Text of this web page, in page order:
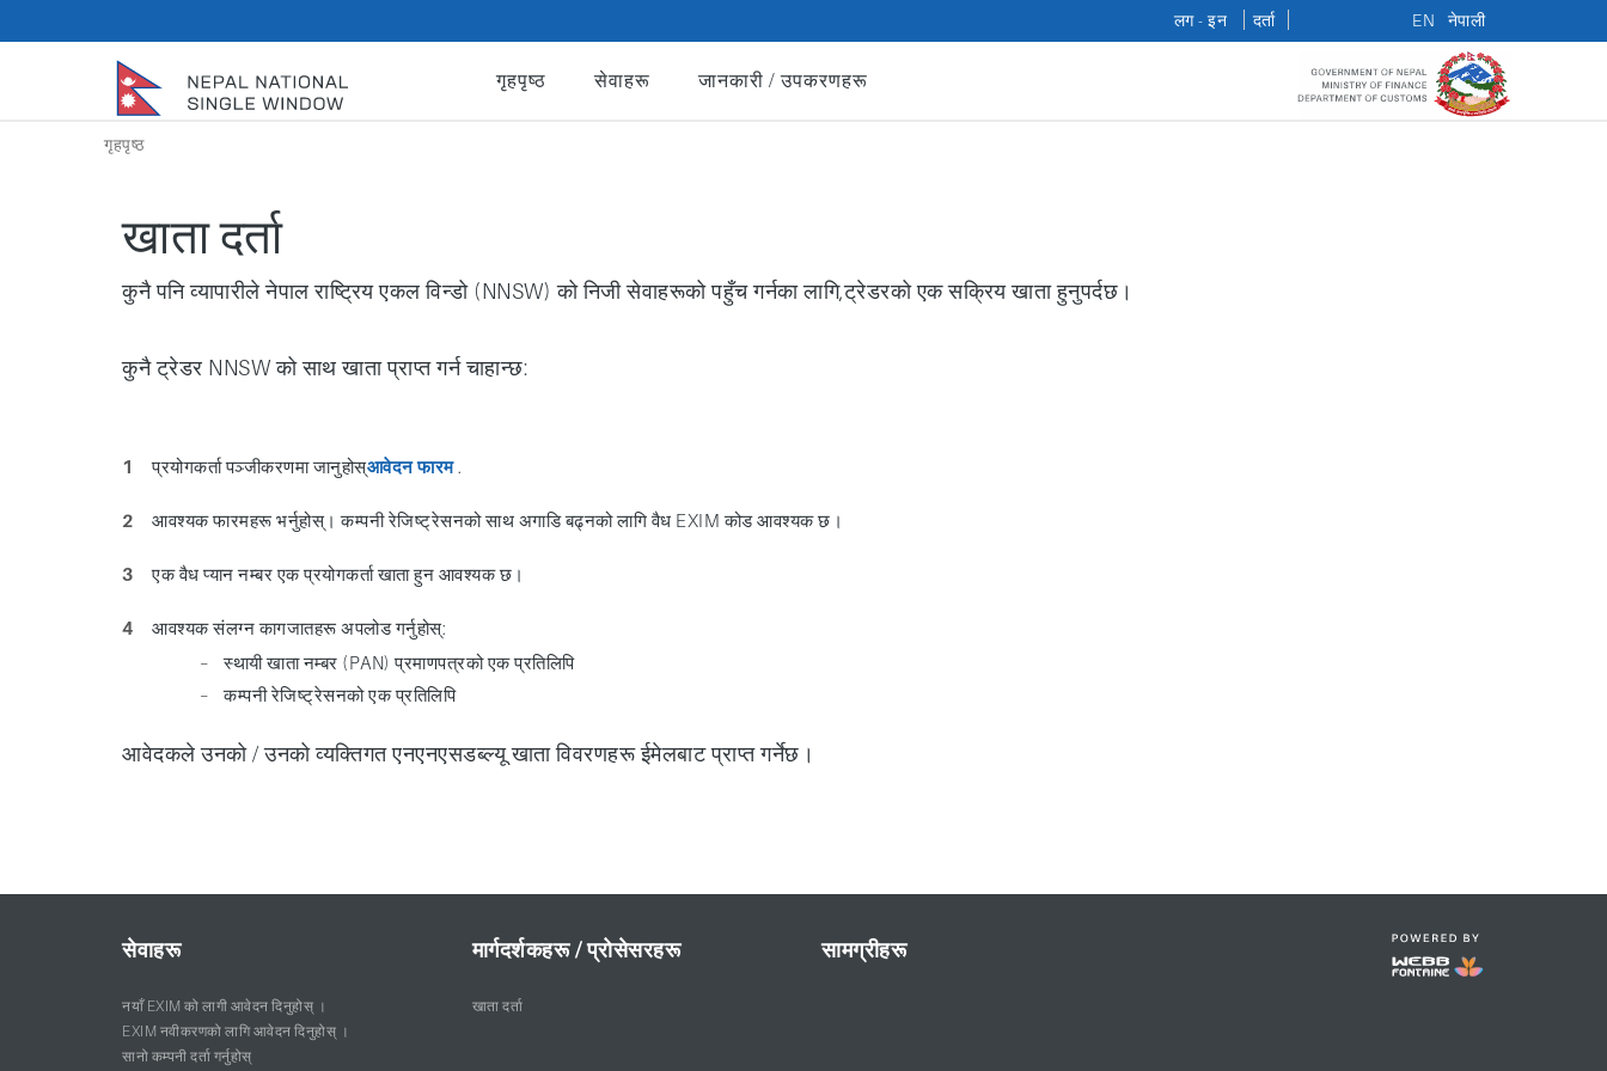
लग - इन दर्ता EN नेपाली
गृहपृष्ठ सेवाहरू जानकारी / उपकरणहरू
गृहपृष्ठ
खाता दर्ता
कुनै पनि व्यापारीले नेपाल राष्ट्रिय एकल विन्डो (NNSW) को निजी सेवाहरूको पहुँच गर्नका लागि,ट्रेडरको एक सक्रिय खाता हुनुपर्दछ।
कुनै ट्रेडर NNSW को साथ खाता प्राप्त गर्न चाहान्छ:
प्रयोगकर्ता पञ्जीकरणमा जानुहोस्आवेदन फारम.
आवश्यक फारमहरू भर्नुहोस्। कम्पनी रेजिष्ट्रेसनको साथ अगाडि बढ्नको लागि वैध EXIM कोड आवश्यक छ।
एक वैध प्यान नम्बर एक प्रयोगकर्ता खाता हुन आवश्यक छ।
आवश्यक संलग्न कागजातहरू अपलोड गर्नुहोस्:
स्थायी खाता नम्बर (PAN) प्रमाणपत्रको एक प्रतिलिपि
कम्पनी रेजिष्ट्रेसनको एक प्रतिलिपि
आवेदकले उनको / उनको व्यक्तिगत एनएनएसडब्ल्यू खाता विवरणहरू ईमेलबाट प्राप्त गर्नेछ।
सेवाहरू
नयाँ EXIM को लागी आवेदन दिनुहोस् ।
EXIM नवीकरणको लागि आवेदन दिनुहोस् ।
सानो कम्पनी दर्ता गर्नुहोस्
मार्गदर्शकहरू / प्रोसेसरहरू
खाता दर्ता
सामग्रीहरू